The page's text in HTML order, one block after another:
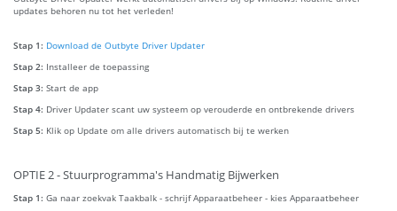
updates behoren nu tot het verleden!
Stap 1: Download de Outbyte Driver Updater
Stap 2: Installeer de toepassing
Stap 3: Start de app
Stap 4: Driver Updater scant uw systeem op verouderde en ontbrekende drivers
Stap 5: Klik op Update om alle drivers automatisch bij te werken
OPTIE 2 - Stuurprogramma's Handmatig Bijwerken
Stap 1: Ga naar zoekvak Taakbalk - schrijf Apparaatbeheer - kies Apparaatbeheer